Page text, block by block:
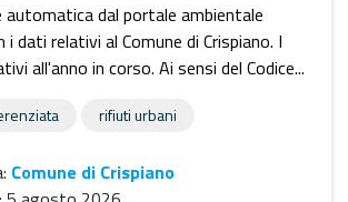
dal portale ambientale
i dati relativi al Comune di Crispiano. I
all'anno in corso. Ai sensi del Codice...
rifiuti urbani
Comune di Crispiano